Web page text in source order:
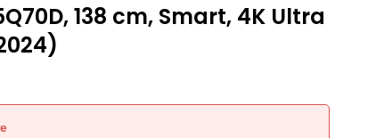
138 cm, Smart, 4K Ultra